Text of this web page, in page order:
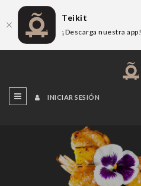
INICIAR SESIÓN
Teikit
¡Descarga nuestra app!